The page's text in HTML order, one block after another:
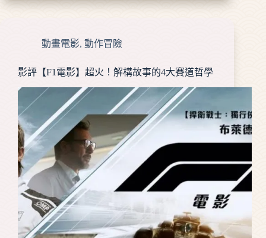
動畫電影, 動作冒險
影評【F1電影】超火！解構故事的4大賽道哲學